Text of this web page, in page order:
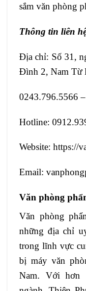
sắm văn phòng
Thông tin liên
Địa chỉ: Số 31,
Đình 2, Nam Từ
0243.796.5566
Hotline:
Website: https://
Email:
Văn phòng
Văn phòng
những địa chỉ
trong lĩnh vực
bị máy văn
Nam. Với hơn